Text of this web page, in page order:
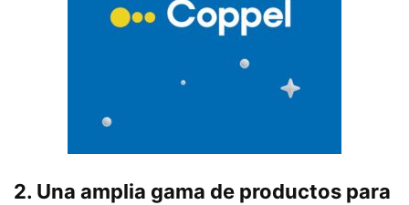
2. Una amplia gama de productos para